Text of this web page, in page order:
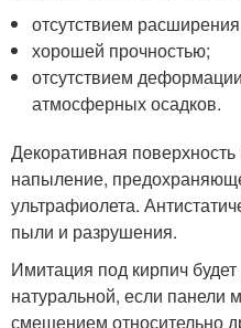
отсутствием
хорошей прочностью;
отсутствием
атмосферных осадков.
Декоративная
напыление,
ультрафиолета.
пыли и разрушения.
Имитация под кирпич
натуральной, если панели
смещением относительно